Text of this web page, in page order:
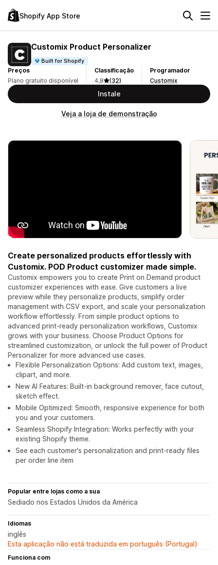
Shopify App Store
Customix Product Personalizer
Built for Shopify
Preços
Plano gratuito disponível
Classificação
4,8
(32)
Programador
Customix
Instale
Veja a loja de demonstração
Create personalized products effortlessly with
Customix. POD Product customizer made simple.
Customix empowers you to create Print on Demand product
customizer experiences with ease. Give customers a live
preview while they personalize products, simplify order
management with CSV export, and scale your personalization
workflow effortlessly. From simple product options to
advanced print-ready personalization workflows, Customix
grows with your business. Choose Product Options for
streamlined customization, or unlock the full power of Product
Personalizer for more advanced use cases.
Flexible Personalization Options: Add custom text, images,
clipart, and more.
New AI Features: Built-in background remover, face cutout,
sketch effect.
Mobile Optimized: Smooth, responsive experience for both
you and your customers.
Seamless Shopify Integration: Works perfectly with your
existing Shopify theme.
See each customer's personalization and print-ready files
per order line item
Popular entre lojas como a sua
Sediado nos Estados Unidos da América
Idiomas
inglês
Esta aplicação não está traduzida em português (Portugal)
Funciona com